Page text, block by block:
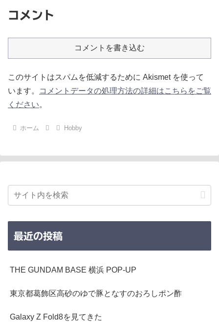
コメント
コメントを書き込む
このサイトはスパムを低減するために Akismet を使って
います。
コメントデータの処理方法の詳細はこちらをご覧
ください。
ホーム Hobby
最近の投稿
THE GUNDAM BASE 横浜 POP-UP
東京都葛飾区高砂のゆで豚となすのおろしポン酢
Galaxy Z Fold8を見てきた